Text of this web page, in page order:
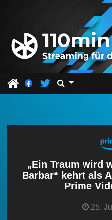
„Ein Traum wird
Barbar“ kehrt als
Prime
25.